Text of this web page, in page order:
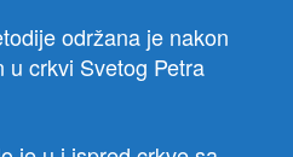
održana je nakon
u crkvi Svetog Petra